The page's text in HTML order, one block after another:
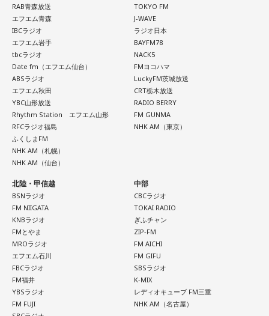
RAB青森放送
エフエム青森
IBCラジオ
エフエム岩手
tbcラジオ
Date fm（エフエム仙台）
ABSラジオ
エフエム秋田
YBC山形放送
Rhythm Station エフエム山形
RFCラジオ福島
ふくしまFM
NHK AM（札幌）
NHK AM（仙台）
TOKYO FM
J-WAVE
ラジオ日本
BAYFM78
NACK5
FMヨコハマ
LuckyFM茨城放送
CRT栃木放送
RADIO BERRY
FM GUNMA
NHK AM（東京）
北陸・甲信越
BSNラジオ
FM NIIGATA
KNBラジオ
FMとやま
MROラジオ
エフエム石川
FBCラジオ
FM福井
YBSラジオ
FM FUJI
中部
CBCラジオ
TOKAI RADIO
ぎふチャン
ZIP-FM
FM AICHI
FM GIFU
SBSラジオ
K-MIX
レディオキューブ FM三重
NHK AM（名古屋）